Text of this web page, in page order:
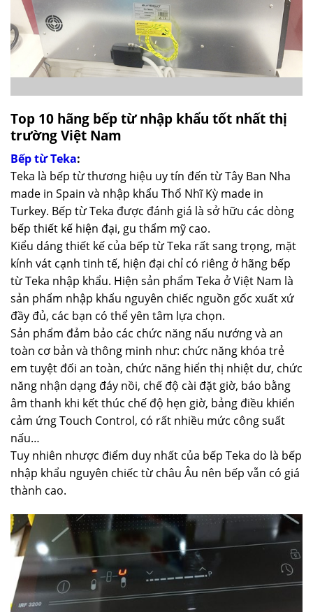
Top 10 hãng bếp từ nhập khẩu tốt nhất thị
trường Việt Nam
Bếp từ Teka:
Teka là bếp từ thương hiệu uy tín đến từ Tây Ban Nha
made in Spain và nhập khẩu Thổ Nhĩ Kỳ made in
Turkey. Bếp từ Teka được đánh giá là sở hữu các dòng
bếp thiết kế hiện đại, gu thẩm mỹ cao.
Kiểu dáng thiết kế của bếp từ Teka rất sang trọng, mặt
kính vát cạnh tinh tế, hiện đại chỉ có riêng ở hãng bếp
từ Teka nhập khẩu. Hiện sản phẩm Teka ở Việt Nam là
sản phẩm nhập khẩu nguyên chiếc nguồn gốc xuất xứ
đầy đủ, các bạn có thể yên tâm lựa chọn.
Sản phẩm đảm bảo các chức năng nấu nướng và an
toàn cơ bản và thông minh như: chức năng khóa trẻ
em tuyệt đối an toàn, chức năng hiển thị nhiệt dư, chức
năng nhận dạng đáy nồi, chế độ cài đặt giờ, báo bằng
âm thanh khi kết thúc chế độ hẹn giờ, bảng điều khiển
cảm ứng Touch Control, có rất nhiều mức công suất
nấu…
Tuy nhiên nhược điểm duy nhất của bếp Teka do là bếp
nhập khẩu nguyên chiếc từ châu Âu nên bếp vẫn có giá
thành cao.